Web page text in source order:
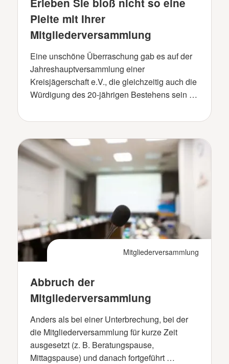
Pleite mit Ihrer
Mitgliederversammlung
Eine unschöne Überraschung gab es auf der
Jahreshauptversammlung einer
Kreisjägerschaft e.V., die gleichzeitig auch die
Würdigung des 20-jährigen Bestehens sein …
Mitgliederversammlung
Abbruch der
Mitgliederversammlung
Anders als bei einer Unterbrechung, bei der
die Mitgliederversammlung für kurze Zeit
ausgesetzt (z. B. Beratungspause,
Mittagspause) und danach fortgeführt …